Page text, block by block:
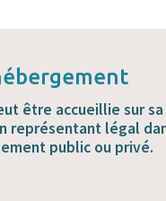
être accueillie sur sa
représentant légal
public ou privé.